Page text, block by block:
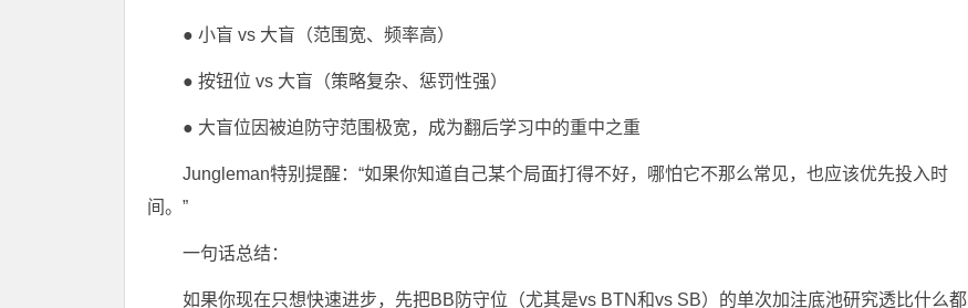
● 小盲 vs 大盲（范围宽、频率高）
● 按钮位 vs 大盲（策略复杂、惩罚性强）
● 大盲位因被迫防守范围极宽，成为翻后学习中的重中之重
Jungleman特别提醒：“如果你知道自己某个局面打得不好，哪怕它不那么常见，也应该优先投入时
间。”
一句话总结：
如果你现在只想快速进步，先把BB防守位（尤其是vs BTN和vs SB）的单次加注底池研究透比什么都